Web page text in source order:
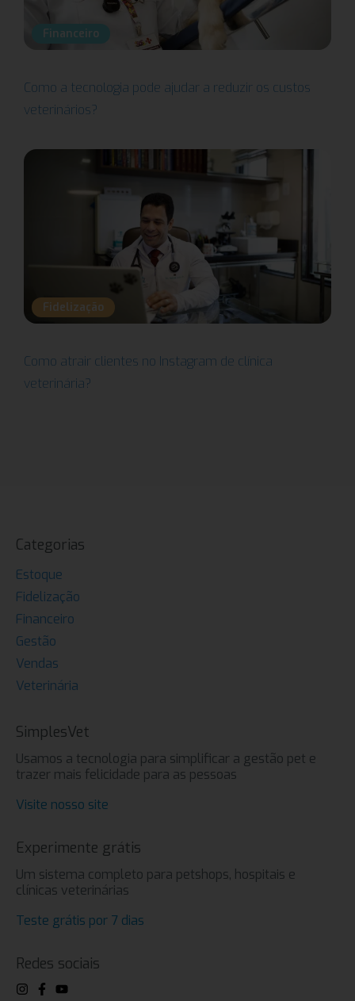
Financeiro
Como a tecnologia pode ajudar a reduzir os custos
veterinários?
Fidelização
Como atrair clientes no Instagram de clínica
veterinária?
Categorias
Estoque
Fidelização
Financeiro
Gestão
Vendas
Veterinária
SimplesVet
Usamos a tecnologia para simplificar a gestão pet e
trazer mais felicidade para as pessoas
Visite nosso site
Experimente grátis
Um sistema completo para petshops, hospitais e
clínicas veterinárias
Teste grátis por 7 dias
Redes sociais